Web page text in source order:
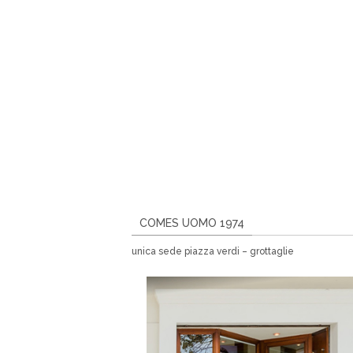
COMES UOMO 1974
unica sede piazza verdi – grottaglie